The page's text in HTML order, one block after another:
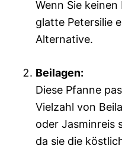
Wenn Sie
glatte Petersilie
Alternative.
Beilagen:
Diese Pfanne
Vielzahl von
oder Jasminreis
da sie die